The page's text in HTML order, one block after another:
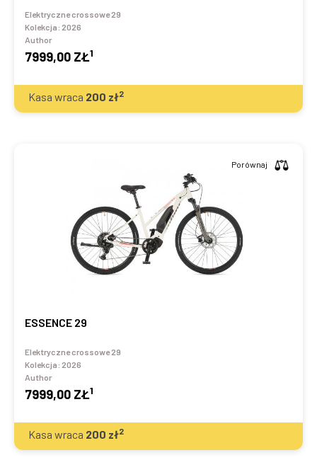
Elektryczne crossowe 29
Kolekcja: 2026
Author
7999,00 ZŁ1
Kasa wraca 200 zł2
ESSENCE 29
Elektryczne crossowe 29
Kolekcja: 2026
Author
7999,00 ZŁ1
Porównaj
Kasa wraca 200 zł2